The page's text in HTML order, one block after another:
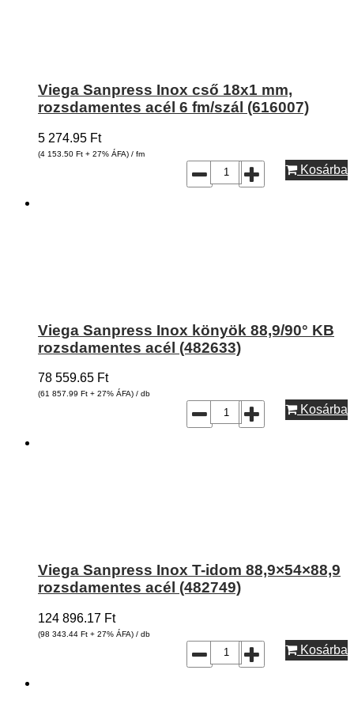
Viega Sanpress Inox cső 18x1 mm,
rozsdamentes acél 6 fm/szál (616007)
5 274.95 Ft
(4 153.50 Ft + 27% ÁFA) / fm
Kosárba
Viega Sanpress Inox könyök 88,9/90° KB
rozsdamentes acél (482633)
78 559.65 Ft
(61 857.99 Ft + 27% ÁFA) / db
Kosárba
Viega Sanpress Inox T-idom 88,9×54×88,9
rozsdamentes acél (482749)
124 896.17 Ft
(98 343.44 Ft + 27% ÁFA) / db
Kosárba